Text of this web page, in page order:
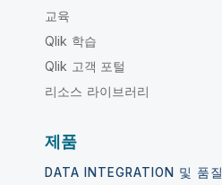
교육
Qlik 학습
Qlik 고객 포털
리소스 라이브러리
제품
DATA INTEGRATION 및 품질